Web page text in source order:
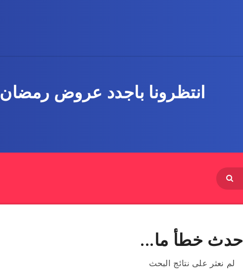
انتظرونا باجدد عروض رمضان
حدث خطأ ما...
لم نعثر على نتائج البحث